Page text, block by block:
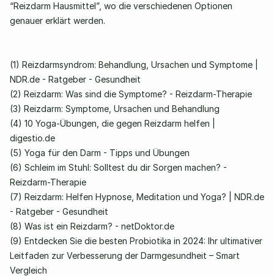
“Reizdarm Hausmittel”, wo die verschiedenen Optionen
genauer erklärt werden.
(1) Reizdarmsyndrom: Behandlung, Ursachen und Symptome |
NDR.de - Ratgeber - Gesundheit
(2) Reizdarm: Was sind die Symptome? - Reizdarm-Therapie
(3) Reizdarm: Symptome, Ursachen und Behandlung
(4) 10 Yoga-Übungen, die gegen Reizdarm helfen |
digestio.de
(5) Yoga für den Darm - Tipps und Übungen
(6) Schleim im Stuhl: Solltest du dir Sorgen machen? -
Reizdarm-Therapie
(7) Reizdarm: Helfen Hypnose, Meditation und Yoga? | NDR.de
- Ratgeber - Gesundheit
(8) Was ist ein Reizdarm? - netDoktor.de
(9) Entdecken Sie die besten Probiotika in 2024: Ihr ultimativer
Leitfaden zur Verbesserung der Darmgesundheit – Smart
Vergleich